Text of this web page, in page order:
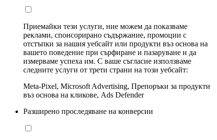
Приемайки тези услуги, ние можем да показваме
реклами, спонсорирано съдържание, промоции с
отстъпки за нашия уебсайт или продукти въз основа на
вашето поведение при сърфиране и пазаруване и да
измерваме успеха им. С ваше съгласие използваме
следните услуги от трети страни на този уебсайт:
Meta-Pixel, Microsoft Advertising, Препоръки за продукти
въз основа на кликове, Ads Defender
Разширено проследяване на конверсии